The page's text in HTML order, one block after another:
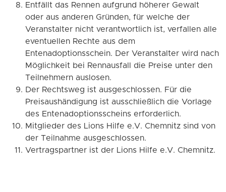
Entfällt das Rennen aufgrund höherer Gewalt
oder aus anderen Gründen, für welche der
Veranstalter nicht verantwortlich ist, verfallen alle
eventuellen Rechte aus dem
Entenadoptionsschein. Der Veranstalter wird nach
Möglichkeit bei Rennausfall die Preise unter den
Teilnehmern auslosen.
Der Rechtsweg ist ausgeschlossen. Für die
Preisaushändigung ist ausschließlich die Vorlage
des Entenadoptionsscheins erforderlich.
Mitglieder des Lions Hilfe e.V. Chemnitz sind von
der Teilnahme ausgeschlossen.
Vertragspartner ist der Lions Hilfe e.V. Chemnitz.